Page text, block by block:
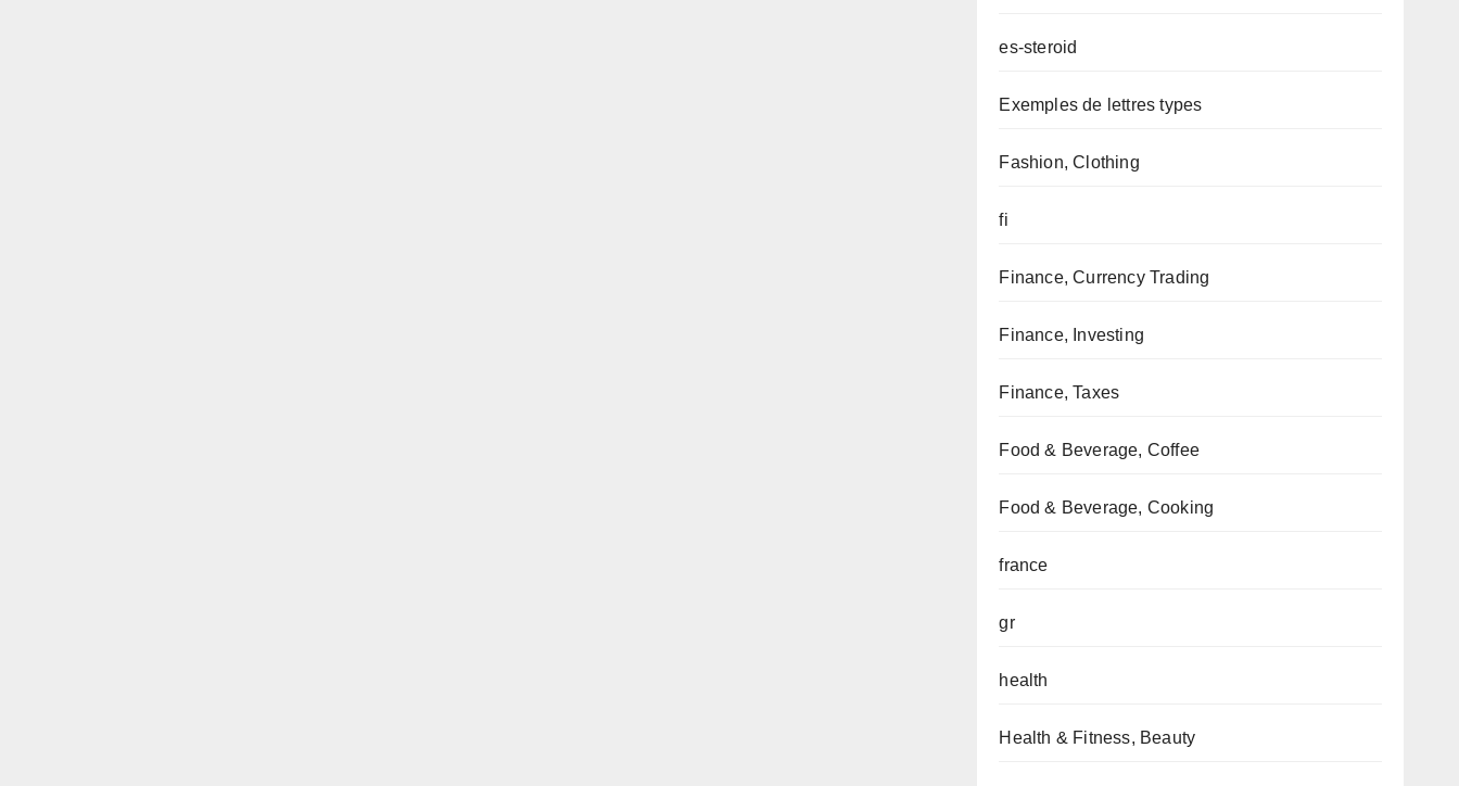
es-steroid
Exemples de lettres types
Fashion, Clothing
fi
Finance, Currency Trading
Finance, Investing
Finance, Taxes
Food & Beverage, Coffee
Food & Beverage, Cooking
france
gr
health
Health & Fitness, Beauty